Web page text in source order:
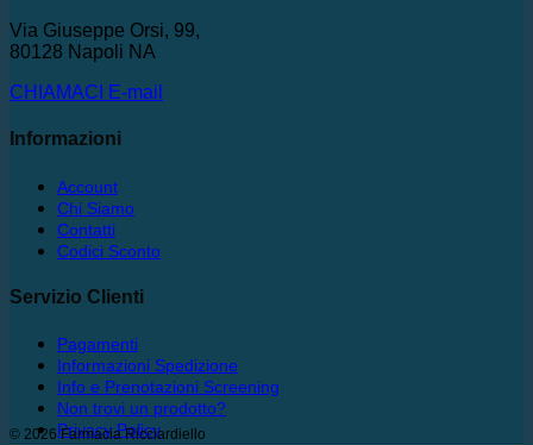
Via Giuseppe Orsi, 99,
80128 Napoli NA
CHIAMACI
E-mail
Informazioni
Account
Chi Siamo
Contatti
Codici Sconto
Servizio Clienti
Pagamenti
Informazioni Spedizione
Info e Prenotazioni Screening
Non trovi un prodotto?
Privacy Policy
© 2026 Farmacia Ricciardiello